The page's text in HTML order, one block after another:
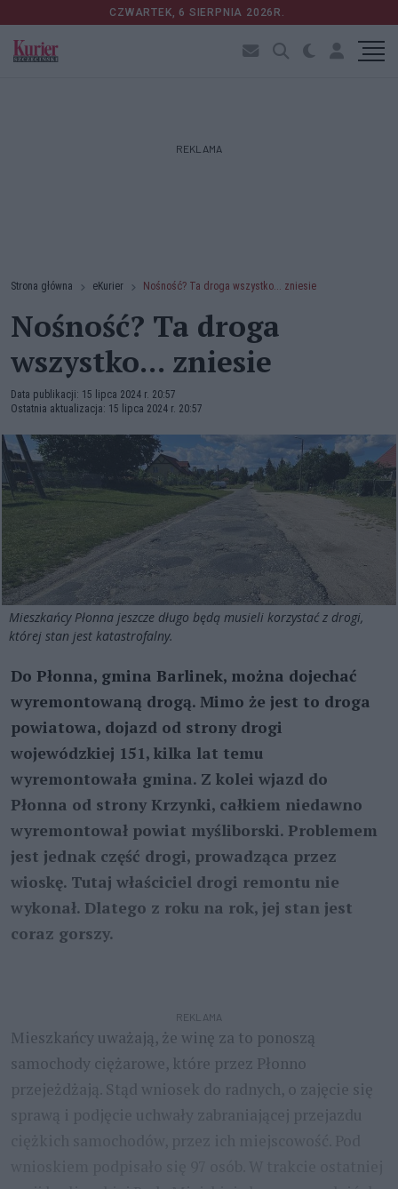
CZWARTEK, 6 SIERPNIA 2026R.
REKLAMA
Strona główna eKurier Nośność? Ta droga wszystko... zniesie
Nośność? Ta droga
wszystko... zniesie
Data publikacji: 15 lipca 2024 r. 20:57
Ostatnia aktualizacja: 15 lipca 2024 r. 20:57
Mieszkańcy Płonna jeszcze długo będą musieli korzystać z drogi,
której stan jest katastrofalny.
Do Płonna, gmina Barlinek, można dojechać
wyremontowaną drogą. Mimo że jest to droga
powiatowa, dojazd od strony drogi
wojewódzkiej 151, kilka lat temu
wyremontowała gmina. Z kolei wjazd do
Płonna od strony Krzynki, całkiem niedawno
wyremontował powiat myśliborski. Problemem
jest jednak część drogi, prowadząca przez
wioskę. Tutaj właściciel drogi remontu nie
wykonał. Dlatego z roku na rok, jej stan jest
coraz gorszy.
REKLAMA
Mieszkańcy uważają, że winę za to ponoszą
samochody ciężarowe, które przez Płonno
przejeżdżają. Stąd wniosek do radnych, o zajęcie się